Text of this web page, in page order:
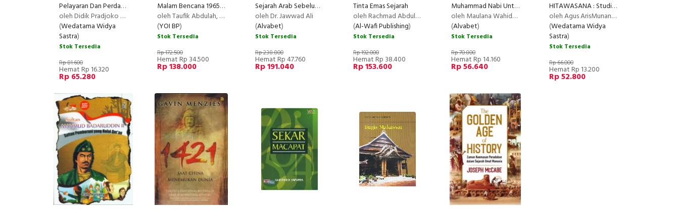
Pelayaran Dan Perdagangan Kawasan Laut Sawu (Abad Ke018-Awal Abad Ke-20)
oleh Didik Pradjoko & Friska Indah Kartika
(Wedatama Widya
Sastra)
Stok Tersedia
Rp 81.600
Hemat Rp 16.320
Rp 65.280
Malam Bencana 1965 Bagian 3 (Disc 50%)
oleh Taufik Abdulah, Sukri Abdurrachman, Restu Gunawan
(YOI BP)
Stok Tersedia
Rp 172.500
Hemat Rp 34.500
Rp 138.000
Sejarah Arab Sebelum Islam Jilid 1 (Hard Cover)
oleh Dr. Jawwad Ali
(Alvabet)
Stok Tersedia
Rp 238.800
Hemat Rp 47.760
Rp 191.040
Tinta Emas Sejarah
oleh Rachmad Abdullah, S.Si.,M.Pd.
(Al-Wafi Publishing)
Stok Tersedia
Rp 192.000
Hemat Rp 38.400
Rp 153.600
Muhammad Nabi Untuk Semua RECOMMENDED
oleh Maulana Wahiduddin Khan
(Alvabet)
Stok Tersedia
Rp 70.800
Hemat Rp 14.160
Rp 56.640
HITAWASANA : Studies on Indonesian Archeology
oleh Agus ArisMunandar Permana
(Wedatama Widya
Sastra)
Stok Tersedia
Rp 66.000
Hemat Rp 13.200
Rp 52.800